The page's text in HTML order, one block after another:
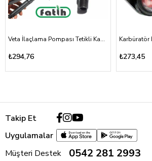
Veta İlaçlama Pompası Tetikli Kabze Akülü, Mekanik 16A, 16T
₺294,76 ₺273,45
Takip Et
Uygulamalar
Müşteri Destek
0542 281 2993